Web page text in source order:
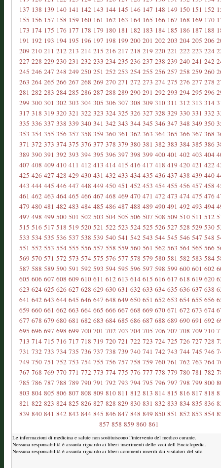
137 138 139 140 141 142 143 144 145 146 147 148 149 150 151 152
155 156 157 158 159 160 161 162 163 164 165 166 167 168 169 170
173 174 175 176 177 178 179 180 181 182 183 184 185 186 187 188
191 192 193 194 195 196 197 198 199 200 201 202 203 204 205 206
209 210 211 212 213 214 215 216 217 218 219 220 221 222 223 224
227 228 229 230 231 232 233 234 235 236 237 238 239 240 241 242
245 246 247 248 249 250 251 252 253 254 255 256 257 258 259 260
263 264 265 266 267 268 269 270 271 272 273 274 275 276 277 278
281 282 283 284 285 286 287 288 289 290 291 292 293 294 295 296
299 300 301 302 303 304 305 306 307 308 309 310 311 312 313 314
317 318 319 320 321 322 323 324 325 326 327 328 329 330 331 332
335 336 337 338 339 340 341 342 343 344 345 346 347 348 349 350
353 354 355 356 357 358 359 360 361 362 363 364 365 366 367 368
371 372 373 374 375 376 377 378 379 380 381 382 383 384 385 386
389 390 391 392 393 394 395 396 397 398 399 400 401 402 403 404
407 408 409 410 411 412 413 414 415 416 417 418 419 420 421 422
425 426 427 428 429 430 431 432 433 434 435 436 437 438 439 440
443 444 445 446 447 448 449 450 451 452 453 454 455 456 457 458
461 462 463 464 465 466 467 468 469 470 471 472 473 474 475 476
479 480 481 482 483 484 485 486 487 488 489 490 491 492 493 494
497 498 499 500 501 502 503 504 505 506 507 508 509 510 511 512
515 516 517 518 519 520 521 522 523 524 525 526 527 528 529 530
533 534 535 536 537 538 539 540 541 542 543 544 545 546 547 548
551 552 553 554 555 556 557 558 559 560 561 562 563 564 565 566
569 570 571 572 573 574 575 576 577 578 579 580 581 582 583 584
587 588 589 590 591 592 593 594 595 596 597 598 599 600 601 602
605 606 607 608 609 610 611 612 613 614 615 616 617 618 619 620
623 624 625 626 627 628 629 630 631 632 633 634 635 636 637 638
641 642 643 644 645 646 647 648 649 650 651 652 653 654 655 656
659 660 661 662 663 664 665 666 667 668 669 670 671 672 673 674
677 678 679 680 681 682 683 684 685 686 687 688 689 690 691 692
695 696 697 698 699 700 701 702 703 704 705 706 707 708 709 710
713 714 715 716 717 718 719 720 721 722 723 724 725 726 727 728
731 732 733 734 735 736 737 738 739 740 741 742 743 744 745 746
749 750 751 752 753 754 755 756 757 758 759 760 761 762 763 764
767 768 769 770 771 772 773 774 775 776 777 778 779 780 781 782
785 786 787 788 789 790 791 792 793 794 795 796 797 798 799 800
803 804 805 806 807 808 809 810 811 812 813 814 815 816 817 818
821 822 823 824 825 826 827 828 829 830 831 832 833 834 835 836
839 840 841 842 843 844 845 846 847 848 849 850 851 852 853 854
857 858 859 860 861
Le informazioni di medicina e salute non sostituiscono l'intervento del medico curante.
Nessuna responsabilità è assunta riguardo ai liberi inserimenti delle voci dell Enciclopedia.
Nessuna responsabilità è assunta riguardo ai liberi commenti inseriti dai visitatori del sito.